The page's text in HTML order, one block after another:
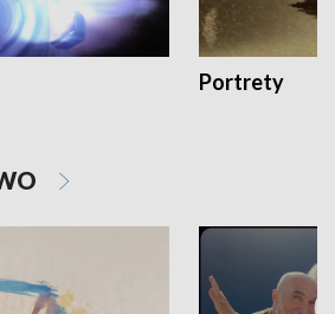
Portrety